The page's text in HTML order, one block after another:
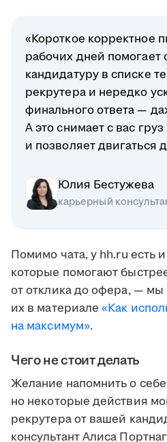
«Короткое корректное
рабочих дней помогает
кандидатуру в списке
рекрутера и нередко
финального ответа —
А это снимает с вас
и позволяет двигаться
Юлия Бестужева
карьерный
Помимо чата, у hh.ru есть
которые помогают
от отклика до офера, — мы
их в материале«Как
на максимум».
Чего не стоит делать
Желание напомнить о
но некоторые действия
рекрутера от вашей
консультант Алиса